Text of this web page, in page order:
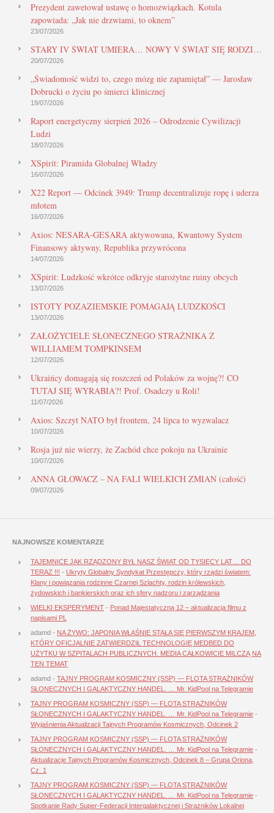
Prezydent zawetował ustawę o homozwiązkach. Kotula
zapowiada: „Jak nie drzwiami, to oknem”
23/07/2026
STARY IV ŚWIAT UMIERA… NOWY V ŚWIAT SIĘ RODZI…
20/07/2026
„Świadomość widzi to, czego mózg nie zapamiętał” — Jarosław
Dobrucki o życiu po śmierci klinicznej
19/07/2026
Raport energetyczny sierpień 2026 – Odrodzenie Cywilizacji
Ludzi
18/07/2026
XSpirit: Piramida Globalnej Władzy
16/07/2026
X22 Report — Odcinek 3949: Trump decentralizuje ropę i uderza
młotem
16/07/2026
Axios: NESARA-GESARA aktywowana, Kwantowy System
Finansowy aktywny, Republika przywrócona
14/07/2026
XSpirit: Ludzkość wkrótce odkryje starożytne ruiny obcych
13/07/2026
ISTOTY POZAZIEMSKIE POMAGAJĄ LUDZKOŚCI
13/07/2026
ZAŁOŻYCIELE SŁONECZNEGO STRAŻNIKA Z
WILLIAMEM TOMPKINSEM
12/07/2026
Ukraińcy domagają się roszczeń od Polaków za wojnę?! CO
TUTAJ SIĘ WYRABIA?! Prof. Osadczy u Roli!
11/07/2026
Axios: Szczyt NATO był frontem, 24 lipca to wyzwalacz
10/07/2026
Rosja już nie wierzy, że Zachód chce pokoju na Ukrainie
10/07/2026
ANNA GŁOWACZ – NA FALI WIELKICH ZMIAN (całość)
09/07/2026
NAJNOWSZE KOMENTARZE
TAJEMNICE JAK RZĄDZONY BYŁ NASZ ŚWIAT OD TYSIĘCY LAT… DO
TERAZ !!! - Ukryty Globalny Syndykat Przestępczy, który rządzi światem:
Klany i powiązania rodzinne Czarnej Szlachty, rodzin królewskich,
żydowskich i bankierskich oraz ich sfery nadzoru i zarządzania
WIELKI EKSPERYMENT - Ponad Majestatyczną 12 – aktualizacja filmu z
napisami PL
adamd - NA ŻYWO: JAPONIA WŁAŚNIE STAŁA SIĘ PIERWSZYM KRAJEM,
KTÓRY OFICJALNIE ZATWIERDZIŁ TECHNOLOGIĘ MEDBED DO
UŻYTKU W SZPITALACH PUBLICZNYCH. MEDIA CAŁKOWICIE MILCZĄ NA
TEN TEMAT
adamd - TAJNY PROGRAM KOSMICZNY (SSP) — FLOTA STRAŻNIKÓW
SŁONECZNYCH I GALAKTYCZNY HANDEL. … Mr. KidPool na Telegramie
TAJNY PROGRAM KOSMICZNY (SSP) — FLOTA STRAŻNIKÓW
SŁONECZNYCH I GALAKTYCZNY HANDEL. … Mr. KidPool na Telegramie -
Wyjaśnienia Aktualizacji Tajnych Programów Kosmicznych, Odcinek 2
TAJNY PROGRAM KOSMICZNY (SSP) — FLOTA STRAŻNIKÓW
SŁONECZNYCH I GALAKTYCZNY HANDEL. … Mr. KidPool na Telegramie -
Aktualizacje Tajnych Programów Kosmicznych, Odcinek 8 – Grupa Oriona,
Cz. 1
TAJNY PROGRAM KOSMICZNY (SSP) — FLOTA STRAŻNIKÓW
SŁONECZNYCH I GALAKTYCZNY HANDEL. … Mr. KidPool na Telegramie -
Spotkanie Rady Super-Federacji Intergalaktycznej i Strażników Lokalnej